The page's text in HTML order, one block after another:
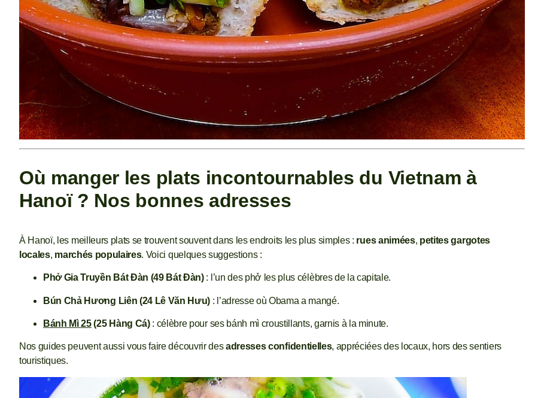
Où manger les plats incontournables du Vietnam à
Hanoï ? Nos bonnes adresses
À Hanoï, les meilleurs plats se trouvent souvent dans les endroits les plus simples : rues animées, petites gargotes
locales, marchés populaires. Voici quelques suggestions :
Phở Gia Truyền Bát Đàn (49 Bát Đàn): l’un des phở les plus célèbres de la capitale.
Bún Chả Hương Liên (24 Lê Văn Hưu) : l’adresse où Obama a mangé.
Bánh Mì 25(25 Hàng Cá): célèbre pour ses bánh mì croustillants, garnis à la minute.
Nos guides peuvent aussi vous faire découvrir desadresses confidentielles, appréciées des locaux, hors des sentiers
touristiques.